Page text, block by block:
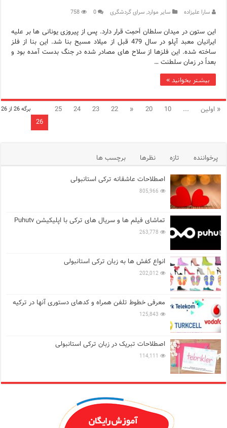
سارا علیزاده سایر موارد, سرای گردشگری 0
758
این ستون در میدان سلطان اَحمِت قرار دارد. پس از پیروزی یونانی ها بر علیه
ایرانیان معبد آپلو در سال 479 قبل از میلاد مسیح بنا شد. این بنا از فلز
ساخته شده. این فلزها از سلاح های مصادر شده در جنگ بدست آمده بود و
بعداً در زمان سلطنت …
بیشتر بخوانید »
برگه 26 از 26 « اولین ...
10
20
«
22
23
24
25
26
پرخواننده تازه نظرها
برچسب ها
اصطلاحات عاشقانه ترکی استانبولی
805,966
تماشای فیلم ها و سریال های ترکی با اپلیکیشن Puhutv
263,778
انواع کفش ها به زبان ترکی استانبولی
202,012
معرفی خطوط تلفن همراه و کدهای دستوری آنها در ترکیه
125,843
اصطلاحات تبریک در زبان ترکی استانبولی
114,111